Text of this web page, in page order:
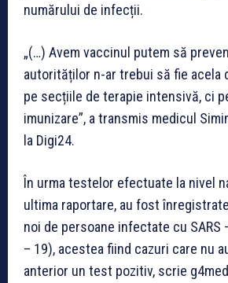
numărului de infecții.
„(…) Avem vaccinul putem să
autorităților n-ar trebui să fie acela
pe secțiile de terapie intensivă, ci
imunizare”, a transmis medicul
la Digi24.
În urma testelor efectuate la nivel
ultima raportare, au fost
noi de persoane infectate cu SARS
– 19), acestea fiind cazuri care nu
anterior un test pozitiv, scrie